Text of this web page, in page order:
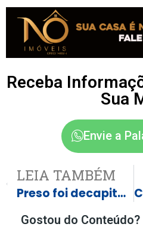
Receba
Sua
Envie a
LEIA TAMBÉM
Preso foi decapitado após detentos descobrirem que ele matou a própria mãe
Gostou do